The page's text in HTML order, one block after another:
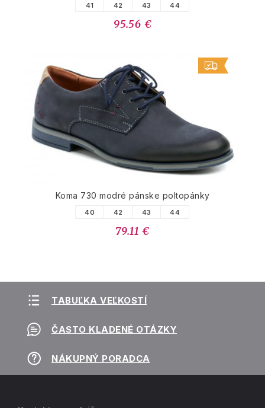
41 42 43 44
95.56 €
Koma 730 modré pánske poltopánky
40 42 43 44
79.11 €
TABUĽKA VEĽKOSTÍ
ČASTO KLADENÉ OTÁZKY
NÁKUPNÝ PORADCA